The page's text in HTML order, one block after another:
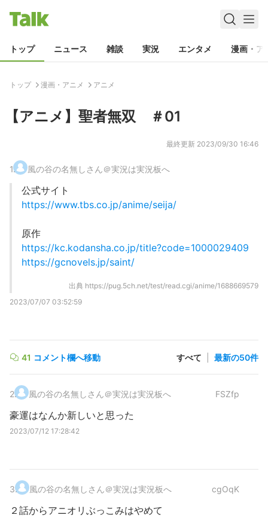
トップ ニュース 雑談 実況 エンタメ 漫画・ア
トップ 漫画・アニメ アニメ
【アニメ】聖者無双 ＃01
最終更新 2023/09/30 16:46
1. 風の谷の名無しさん＠実況は実況板へ
公式サイト
https://www.tbs.co.jp/anime/seija/
原作
https://kc.kodansha.co.jp/title?code=1000029409
https://gcnovels.jp/saint/
出典 https://pug.5ch.net/test/read.cgi/anime/1688669579
2023/07/07 03:52:59
41 コメント欄へ移動 すべて 最新の50件
2. 風の谷の名無しさん＠実況は実況板へ FSZfp
豪運はなんか新しいと思った
2023/07/12 17:28:42
3. 風の谷の名無しさん＠実況は実況板へ cgOqK
２話からアニオリぶっこみはやめて